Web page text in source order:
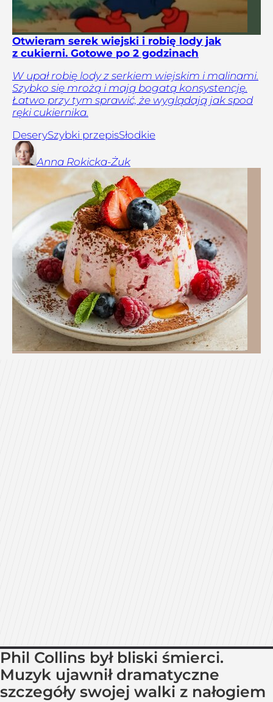
Otwieram serek wiejski i robię lody jak
z cukierni. Gotowe po 2 godzinach
W upał robię lody z serkiem wiejskim i malinami.
Szybko się mrożą i mają bogatą konsystencję.
Łatwo przy tym sprawić, że wyglądają jak spod
ręki cukiernika.
DeserySzybki przepisSłodkie
Anna Rokicka-Żuk
Phil Collins był bliski śmierci.
Muzyk ujawnił dramatyczne
szczegóły swojej walki z nałogiem